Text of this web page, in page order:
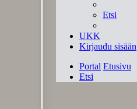
Etsi
UKK
Kirjaudu sisään
Portal Etusivu
Etsi